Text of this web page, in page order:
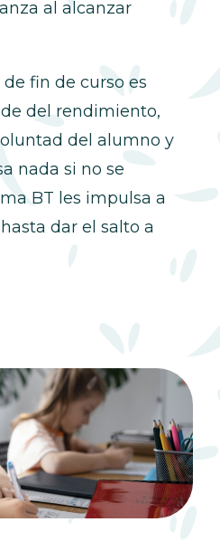
al alcanzar
fin de curso es
del rendimiento,
del alumno y
nada si no se
BT les impulsa a
dar el salto a